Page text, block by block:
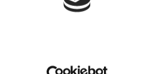
© 2026 – Dønsta BV